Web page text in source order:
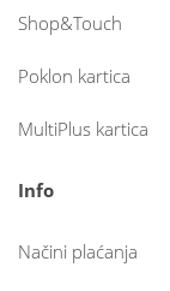
Shop&Touch
Poklon kartica
MultiPlus kartica
Info
Načini plaćanja